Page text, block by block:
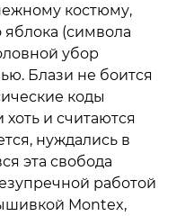
костюму,
(символа
убор
Блази не боится
коды
и считаются
нуждались в
эта свобода
работой
Montex,